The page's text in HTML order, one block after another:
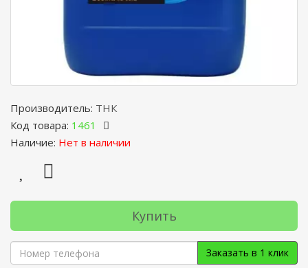
Производитель: ТНК
Код товара: 1461
Наличие: Нет в наличии
Купить
Заказать в 1 клик